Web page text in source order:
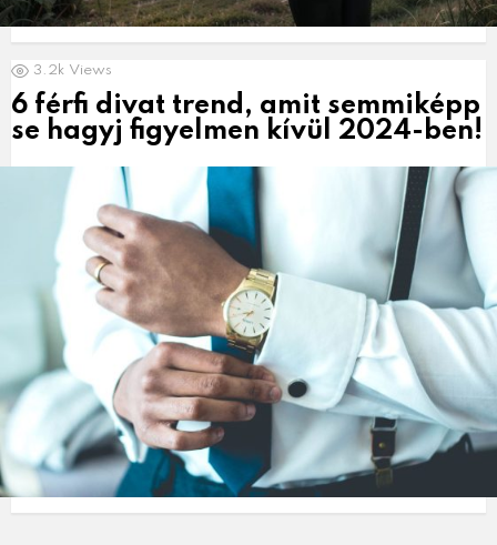
3.2k Views
6 férfi divat trend, amit semmiképp
se hagyj figyelmen kívül 2024-ben!